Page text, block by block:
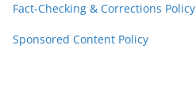
Fact-Checking & Corrections Policy
Sponsored Content Policy